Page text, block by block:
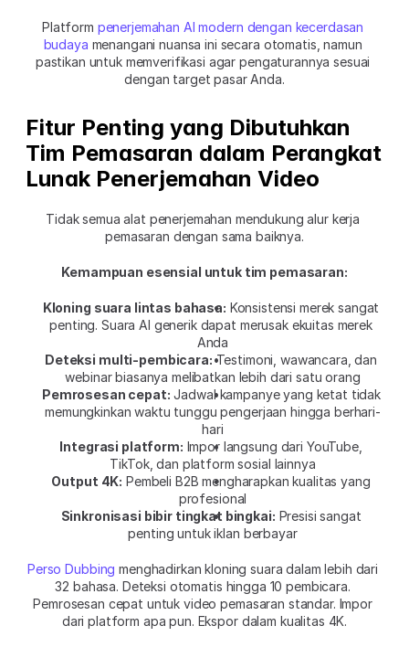
Platform penerjemahan AI modern dengan kecerdasan
budaya menangani nuansa ini secara otomatis, namun
pastikan untuk memverifikasi agar pengaturannya sesuai
dengan target pasar Anda.
Fitur Penting yang Dibutuhkan
Tim Pemasaran dalam Perangkat
Lunak Penerjemahan Video
Tidak semua alat penerjemahan mendukung alur kerja
pemasaran dengan sama baiknya.
Kemampuan esensial untuk tim pemasaran:
Kloning suara lintas bahasa: Konsistensi merek sangat
penting. Suara AI generik dapat merusak ekuitas merek
Anda
Deteksi multi-pembicara: Testimoni, wawancara, dan
webinar biasanya melibatkan lebih dari satu orang
Pemrosesan cepat: Jadwal kampanye yang ketat tidak
memungkinkan waktu tunggu pengerjaan hingga berhari-
hari
Integrasi platform: Impor langsung dari YouTube,
TikTok, dan platform sosial lainnya
Output 4K: Pembeli B2B mengharapkan kualitas yang
profesional
Sinkronisasi bibir tingkat bingkai: Presisi sangat
penting untuk iklan berbayar
Perso Dubbing menghadirkan kloning suara dalam lebih dari
32 bahasa. Deteksi otomatis hingga 10 pembicara.
Pemrosesan cepat untuk video pemasaran standar. Impor
dari platform apa pun. Ekspor dalam kualitas 4K.